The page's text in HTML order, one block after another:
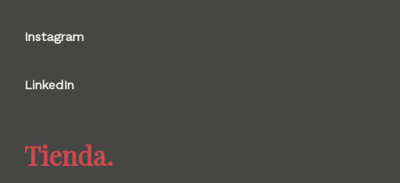
Instagram
LinkedIn
Tienda.